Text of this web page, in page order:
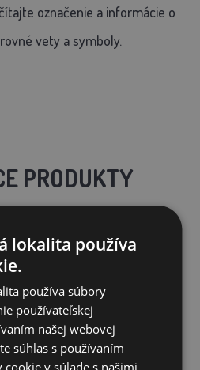
označenie a informácie o
vety a symboly.
PRODUKTY
lokalita používa
používa súbory
používateľskej
našej webovej
súhlas s používaním
v súlade s našimi